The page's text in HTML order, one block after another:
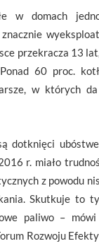
w domach
przekracza 13
60 proc.
w których
dotknięci
r. miało
z powodu
Skutkuje to
paliwo – mówi
Rozwoju